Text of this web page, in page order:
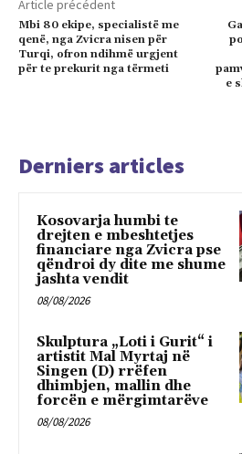
Article précédent
Mbi 80 ekipe, specialistë me
qenë, nga Zvicra nisen për
Turqi, ofron ndihmë urgjent
për te prekurit nga tërmeti
e
Derniers articles
Kosovarja humbi te
drejten e mbeshtetjes
financiare nga Zvicra pse
qëndroi dy dite me shume
jashta vendit
08/08/2026
Skulptura „Loti i Gurit“ i
artistit Mal Myrtaj në
Singen (D) rrëfen
dhimbjen, mallin dhe
forcën e mërgimtarëve
08/08/2026